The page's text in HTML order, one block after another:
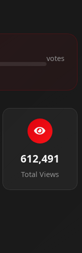
votes
612,491
Total Views